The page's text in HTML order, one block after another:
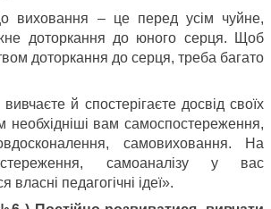
виховання – це перед усім чуйне,
доторкання до юного серця. Щоб
доторкання до серця, треба багато
й спостерігаєте досвід своїх
необхідніші вам самоспостереження,
самовиховання. На
самоаналізу у вас
педагогічні ідеї».